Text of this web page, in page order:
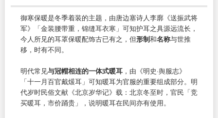
御寒保暖是冬季着装的主题，由唐边塞诗人李廓《送振武将
军》「金装腰带重，锦缝耳衣寒」可知护耳之具源远流长，
今人所见的耳罩保暖配饰古已有之，但形制和名称与世推
移，时有不同。
明代常见与冠帽相连的一体式暖耳 ，由《明史·舆服志》
「十一月百官戴煖耳」可知暖耳为官服的重要组成部分。明
代岁时民俗文献《北京岁华记》载：北京冬至时，官民「竞
买暖耳，市价踊贵」，说明暖耳在民间亦有使用。